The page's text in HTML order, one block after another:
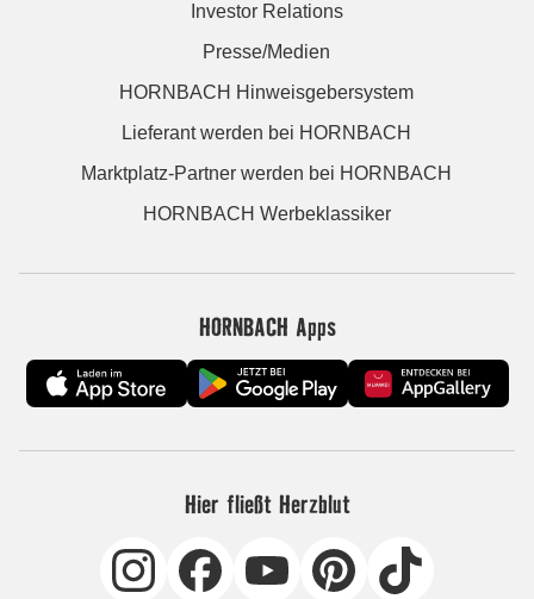
Investor Relations
Presse/Medien
HORNBACH Hinweisgebersystem
Lieferant werden bei HORNBACH
Marktplatz-Partner werden bei HORNBACH
HORNBACH Werbeklassiker
HORNBACH Apps
Hier fließt Herzblut